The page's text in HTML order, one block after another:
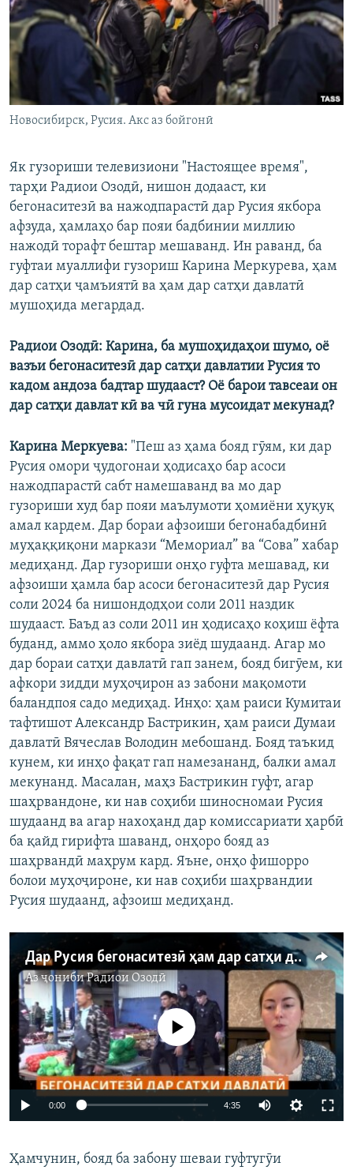
ГУЗОРИШҲОИ РАДИОӢ
Русский
ПАЙГИРӢ КУНЕД
Ҳамаи сомонаҳои RFE/RL
Новосибирск, Русия. Акс аз бойгонӣ
Як гузориши телевизиони "Настоящее время",
тарҳи Радиои Озодӣ, нишон додааст, ки
бегонаситезӣ ва нажодпарастӣ дар Русия якбора
афзуда, ҳамлаҳо бар пояи бадбинии миллию
нажодӣ торафт бештар мешаванд. Ин раванд, ба
гуфтаи муаллифи гузориш Карина Меркурева, ҳам
дар сатҳи ҷамъиятӣ ва ҳам дар сатҳи давлатӣ
мушоҳида мегардад.
Радиои Озодӣ: Карина, ба мушоҳидаҳои шумо, оё
вазъи бегонаситезӣ дар сатҳи давлатии Русия то
кадом андоза бадтар шудааст? Оё барои тавсеаи он
дар сатҳи давлат кӣ ва чӣ гуна мусоидат мекунад?
Карина Меркуева: "Пеш аз ҳама бояд гӯям, ки дар
Русия омори ҷудогонаи ҳодисаҳо бар асоси
нажодпарастӣ сабт намешаванд ва мо дар
гузориши худ бар пояи маълумоти ҳомиёни ҳуқуқ
амал кардем. Дар бораи афзоиши бегонабадбинӣ
муҳаққиқони маркази “Мемориал” ва “Сова” хабар
медиҳанд. Дар гузориши онҳо гуфта мешавад, ки
афзоиши ҳамла бар асоси бегонаситезӣ дар Русия
соли 2024 ба нишондодҳои соли 2011 наздик
шудааст. Баъд аз соли 2011 ин ҳодисаҳо коҳиш ёфта
буданд, аммо ҳоло якбора зиёд шудаанд. Агар мо
дар бораи сатҳи давлатӣ гап занем, бояд бигӯем, ки
афкори зидди муҳоҷирон аз забони мақомоти
баландпоя садо медиҳад. Инҳо: ҳам раиси Кумитаи
тафтишот Александр Бастрикин, ҳам раиси Думаи
давлатӣ Вячеслав Володин мебошанд. Бояд таъкид
кунем, ки инҳо фақат гап намезананд, балки амал
мекунанд. Масалан, маҳз Бастрикин гуфт, агар
шаҳрвандоне, ки нав соҳиби шиносномаи Русия
шудаанд ва агар нахоҳанд дар комиссариати ҳарбӣ
ба қайд гирифта шаванд, онҳоро бояд аз
шаҳрвандӣ маҳрум кард. Яъне, онҳо фишорро
болои муҳоҷироне, ки нав соҳиби шаҳрвандии
Русия шудаанд, афзоиш медиҳанд.
Дар Русия бегонаситезӣ ҳам дар сатҳи давлатӣ ва ҳам дар сатҳи маишӣ ҷой доштааст
Аз ҷонибиРадиои Озодӣ
Феълан кор намекунад
0:00 4:35
360p
Ҳамчунин, бояд ба забону шеваи гуфтугӯи